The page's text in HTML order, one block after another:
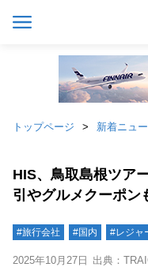
トップページ 新着ニュ
HIS、鳥取島根ツア
引やグルメクーポン
#旅行会社 #国内 #レジャ
2025年10月27日 出典：